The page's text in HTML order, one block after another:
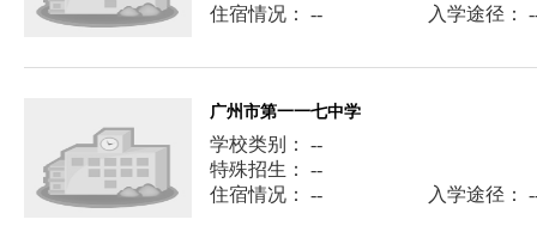
住宿情况： --
入学途径：
广州市第一一七中学
学校类别： --
特殊招生： --
住宿情况： --
入学途径：